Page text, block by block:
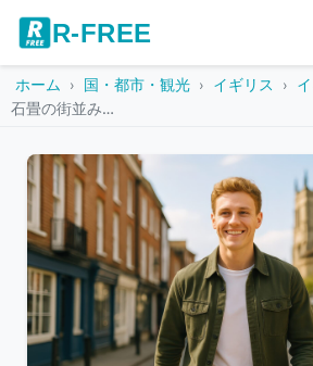
R-FREE
ホーム 国・都市・観光 イギリス
石畳の街並みを歩くイギリス人の若い男性